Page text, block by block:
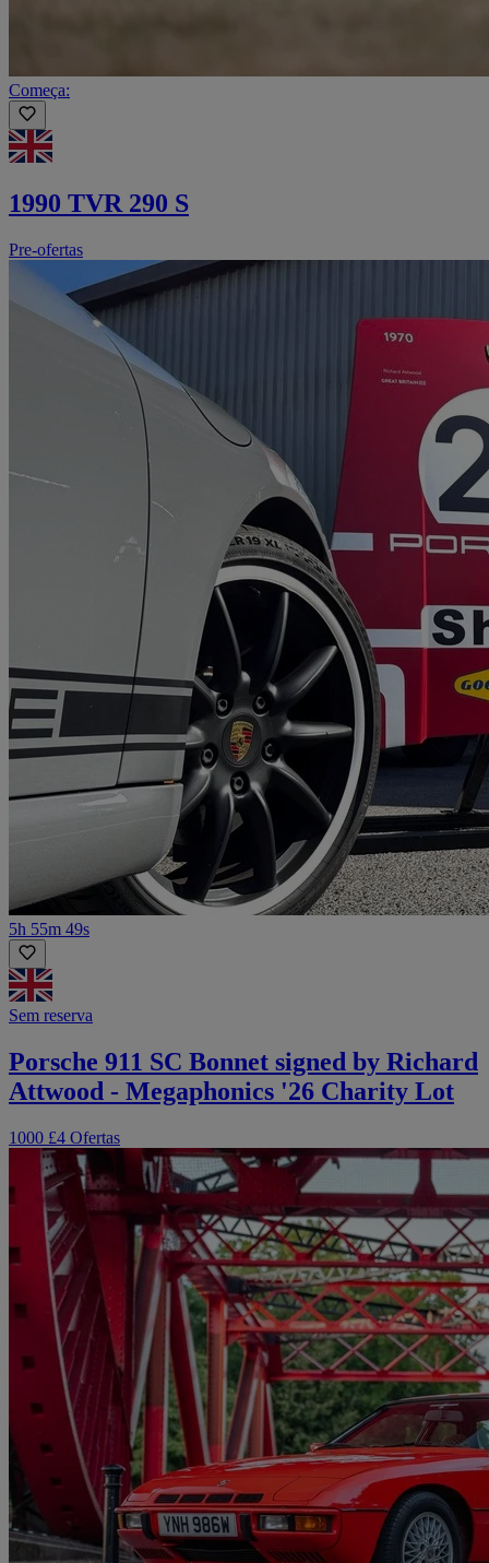
Começa:
1990 TVR 290 S
Pre-ofertas
5h 55m 49s
Sem reserva
Porsche 911 SC Bonnet signed by Richard
Attwood - Megaphonics '26 Charity Lot
1000 £4 Ofertas